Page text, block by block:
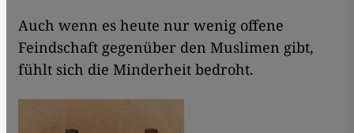
Auch wenn es heute nur wenig offene
Feindschaft gegenüber den Muslimen gibt,
fühlt sich die Minderheit bedroht.